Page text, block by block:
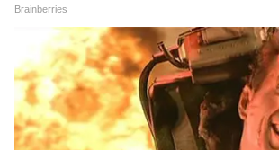
Ration Card: ভোটার তালিকা থেকে নাম বাদ
কি বন্ধ হবে রেশন? বড় মন্তব্য সুপ্রিম কোর্টের
TMC Fund: ৪৪০ কোটি টাকার ভবিষ্যৎ কী?
২ বড় নির্দেশে চাপে মমতা-ঋতব্রতপন্থীরা
3